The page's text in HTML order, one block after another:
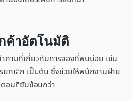
ค้าอัตโนมัติ
ถามที่เกี่ยวกับการจองที่พบบ่อย เช่น
ยกเลิก เป็นต้น ซึ่งช่วยให้พนักงานฝ่าย
อนที่ซับซ้อนกว่า